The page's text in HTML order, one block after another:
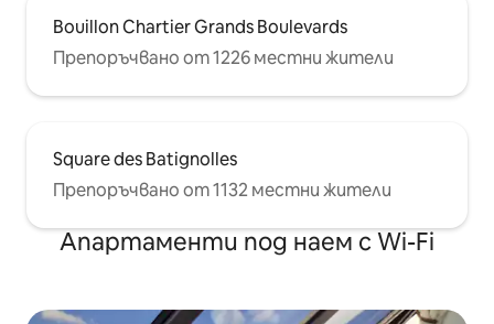
Bouillon Chartier Grands Boulevards
Препоръчвано от 1226 местни жители
Square des Batignolles
Препоръчвано от 1132 местни жители
Апартаменти под наем с Wi-Fi